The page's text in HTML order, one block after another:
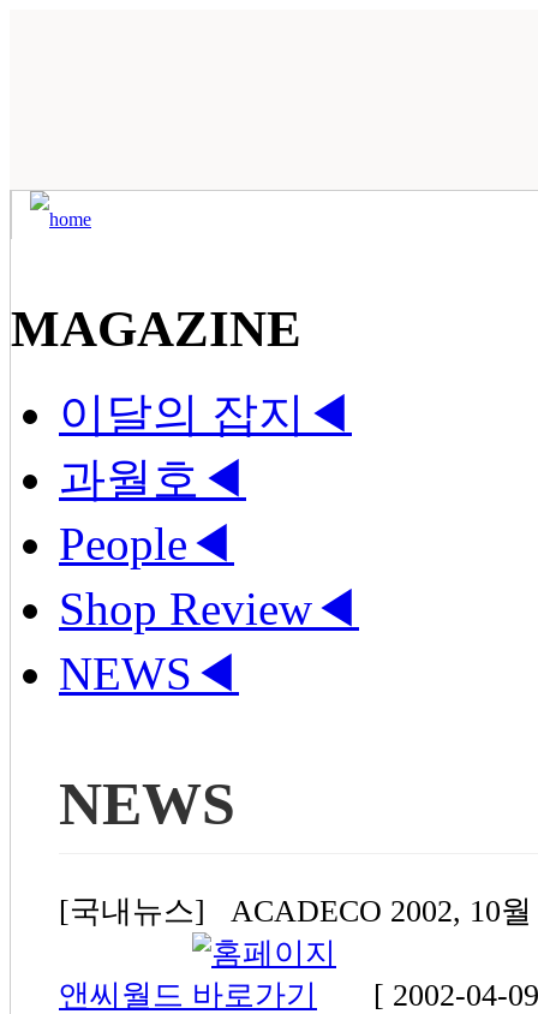
MAGAZINE
이달의 잡지 ◀
과월호 ◀
People◀
Shop Review◀
NEWS ◀
NEWS
[국내뉴스] ACADECO 2002, 10
앤씨월드
[ 2002-04-